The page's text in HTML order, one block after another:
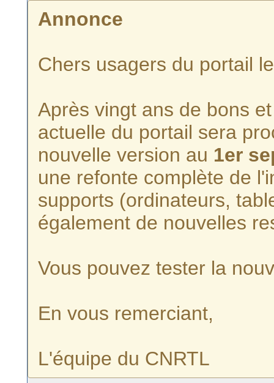
Annonce
Chers usagers du portail
Après vingt ans de bons
actuelle du portail sera
nouvelle version au 1er
une refonte complète de
supports (ordinateurs,
également de nouvelles
Vous pouvez tester la
En vous remerciant,
L'équipe du CNRTL